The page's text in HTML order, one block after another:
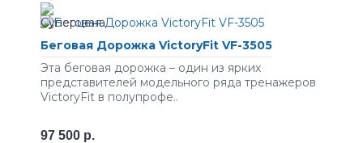
Беговая Дорожка VictoryFit VF-3505
Эта беговая дорожка – один из ярких
представителей модельного ряда тренажеров
VictoryFit в полупрофе..
97 500 р.